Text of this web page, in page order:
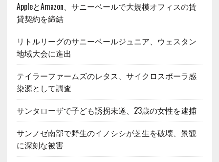
AppleとAmazon、サニーベールで大規模オフィスの賃
貸契約を締結
リトルリーグのサニーベールジュニア、ウェスタン
地域大会に進出
テイラーファームズのレタス、サイクロスポーラ感
染源として調査
サンタローザで子ども誘拐未遂、23歳の女性を逮捕
サンノゼ南部で野生のイノシシが芝生を破壊、景観
に深刻な被害